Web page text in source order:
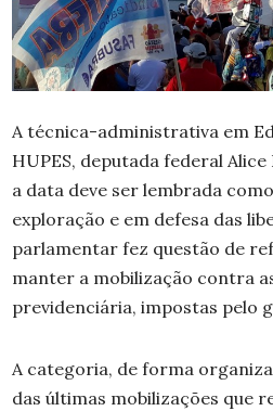
A técnica-administrativa em
HUPES, deputada federal
a data deve ser lembrada
exploração e em defesa das
parlamentar fez questão de
manter a mobilização contra
previdenciária, impostas pelo
A categoria, de forma
das últimas mobilizações que